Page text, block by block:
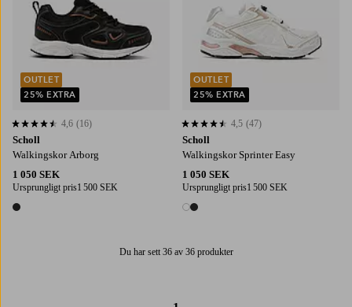
Scholl
Walkingskor Arborg
1 050 SEK
Ursprungligt pris1 500 SEK
1 färg
4,6 baserat på 16 st betyg
4,6 (16)
OUTLET
25% EXTRA
Scholl
Walkingskor Sprinter Easy
1 050 SEK
Ursprungligt pris1 500 SEK
2 färger
4,5 baserat på 47 st betyg
4,5 (47)
OUTLET
25% EXTRA
Du har sett 36 av 36 produkter